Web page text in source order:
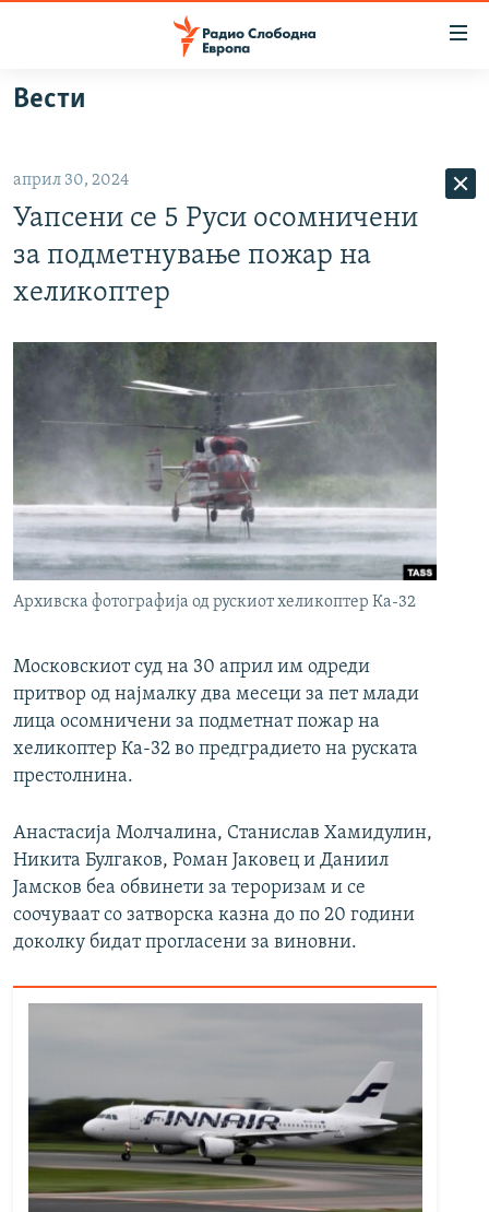
Оди
на
главната
навигација
на
ВИЗУЕЛНО
ШТО ТРЕБА ДА ЗНАЕТЕ
ПРИЈАВИ СЕ ЗА ЊУЗЛЕТЕР
ПОДКАСТ ЗОШТО?
РСЕ веб страници
Вести
април 30, 2024
Уапсени се 5 Руси осомничени
за подметнување пожар на
хеликоптер
Архивска фотографија од рускиот хеликоптер Ка-32
Московскиот суд на 30 април им одреди
притвор од најмалку два месеци за пет млади
лица осомничени за подметнат пожар на
хеликоптер Ка-32 во предградието на руската
престолнина.
Анастасија Молчалина, Станислав Хамидулин,
Никита Булгаков, Роман Јаковец и Даниил
Јамсков беа обвинети за тероризам и се
соочуваат со затворска казна до по 20 години
доколку бидат прогласени за виновни.